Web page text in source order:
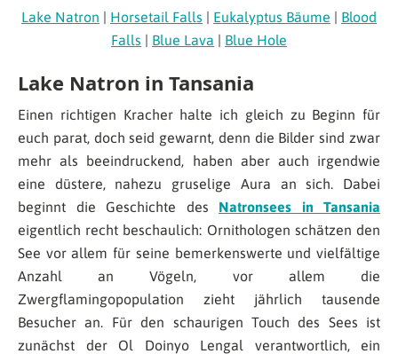
Lake Natron | Horsetail Falls | Eukalyptus Bäume | Blood
Falls | Blue Lava | Blue Hole
Lake Natron in Tansania
Einen richtigen Kracher halte ich gleich zu Beginn für
euch parat, doch seid gewarnt, denn die Bilder sind zwar
mehr als beeindruckend, haben aber auch irgendwie
eine düstere, nahezu gruselige Aura an sich. Dabei
beginnt die Geschichte des Natronsees in Tansania
eigentlich recht beschaulich: Ornithologen schätzen den
See vor allem für seine bemerkenswerte und vielfältige
Anzahl an Vögeln, vor allem die
Zwergflamingopopulation zieht jährlich tausende
Besucher an. Für den schaurigen Touch des Sees ist
zunächst der Ol Doinyo Lengal verantwortlich, ein